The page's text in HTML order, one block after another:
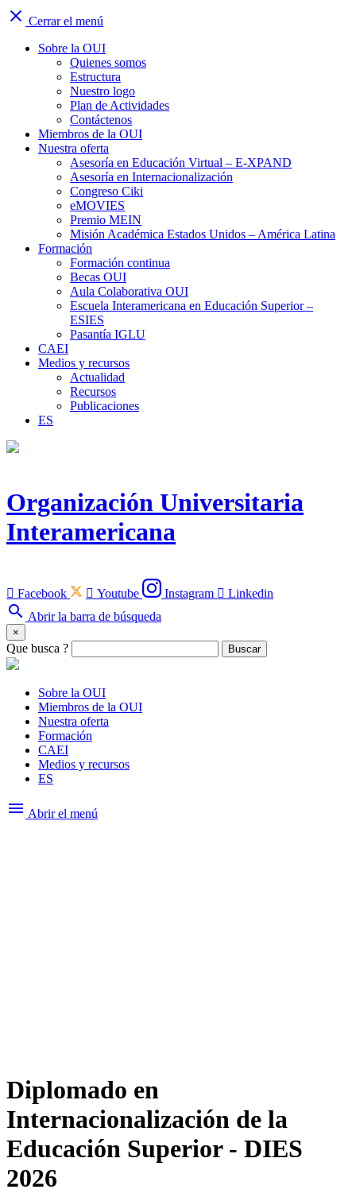
close Cerrar el menú
Sobre la OUI
Quienes somos
Estructura
Nuestro logo
Plan de Actividades
Contáctenos
Miembros de la OUI
Nuestra oferta
Asesoría en Educación Virtual – E-XPAND
Asesoría en Internacionalización
Congreso Ciki
eMOVIES
Premio MEIN
Misión Académica Estados Unidos – América Latina
Formación
Formación continua
Becas OUI
Aula Colaborativa OUI
Escuela Interamericana en Educación Superior –
ESIES
Pasantía IGLU
CAEI
Medios y recursos
Actualidad
Recursos
Publicaciones
ES
Organización Universitaria
Interamericana
 Facebook  Youtube Instagram  Linkedin
search Abrir la barra de búsqueda
×
Que busca ? Buscar
Sobre la OUI
Miembros de la OUI
Nuestra oferta
Formación
CAEI
Medios y recursos
ES
menu Abrir el menú
Diplomado en
Internacionalización de la
Educación Superior - DIES
2026